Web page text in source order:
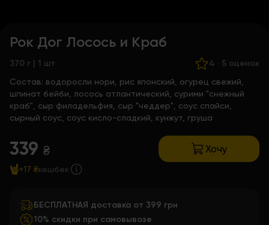
Рок Дог Лосось и Краб
370 г | 1 шт 4 · 5 оценок
Состав: водоросли нори, рис японский, огурец свежий,
шпинат бейби, лосось атлантический, сурими "снежный
краб", сыр филадельфия, сыр "чеддер", соус спайси,
сырный соус, соус кисло-сладкий, кунжут, груша
339 ₴ Хочу
+17 ₴кешбек
БЕСПЛАТНАЯ доставка от 399 грн
10% скидки при самовывозе